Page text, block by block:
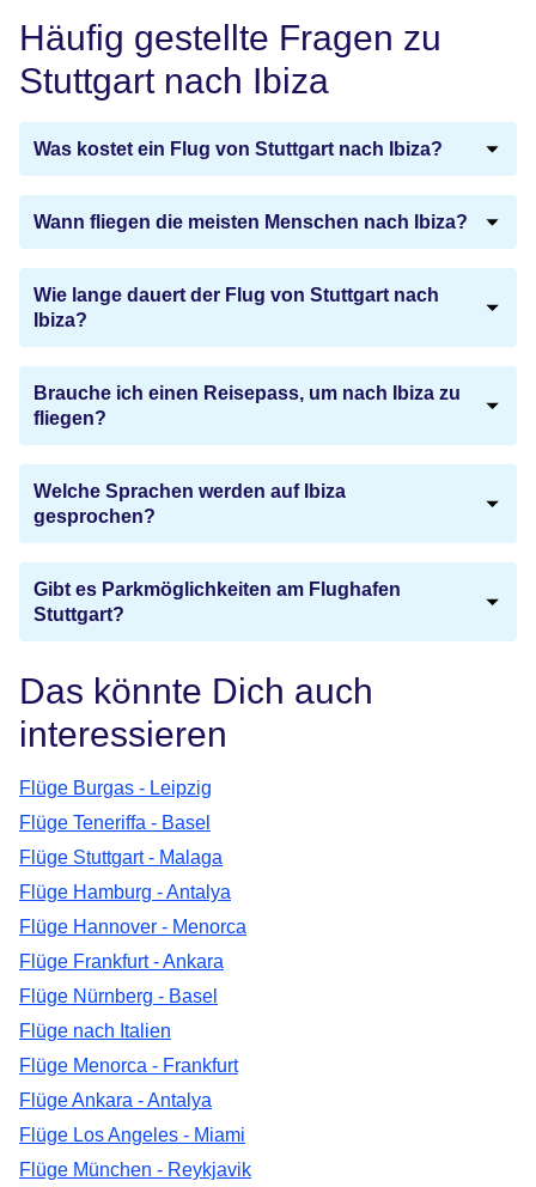
Häufig gestellte Fragen zu
Stuttgart nach Ibiza
Was kostet ein Flug von Stuttgart nach Ibiza?
Wann fliegen die meisten Menschen nach Ibiza?
Wie lange dauert der Flug von Stuttgart nach
Ibiza?
Brauche ich einen Reisepass, um nach Ibiza zu
fliegen?
Welche Sprachen werden auf Ibiza
gesprochen?
Gibt es Parkmöglichkeiten am Flughafen
Stuttgart?
Das könnte Dich auch
interessieren
Flüge Burgas - Leipzig
Flüge Teneriffa - Basel
Flüge Stuttgart - Malaga
Flüge Hamburg - Antalya
Flüge Hannover - Menorca
Flüge Frankfurt - Ankara
Flüge Nürnberg - Basel
Flüge nach Italien
Flüge Menorca - Frankfurt
Flüge Ankara - Antalya
Flüge Los Angeles - Miami
Flüge München - Reykjavik